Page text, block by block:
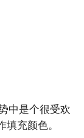
中是个很受欢
充颜色。